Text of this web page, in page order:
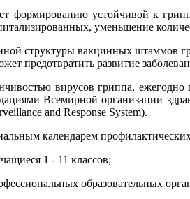
формированию устойчивой к
уменьшение
структуры вакцинных штаммов
предотвратить развитие
вирусов гриппа,
Всемирной организации
and Response System).
календарем
1 - 11 классов;
образовательных